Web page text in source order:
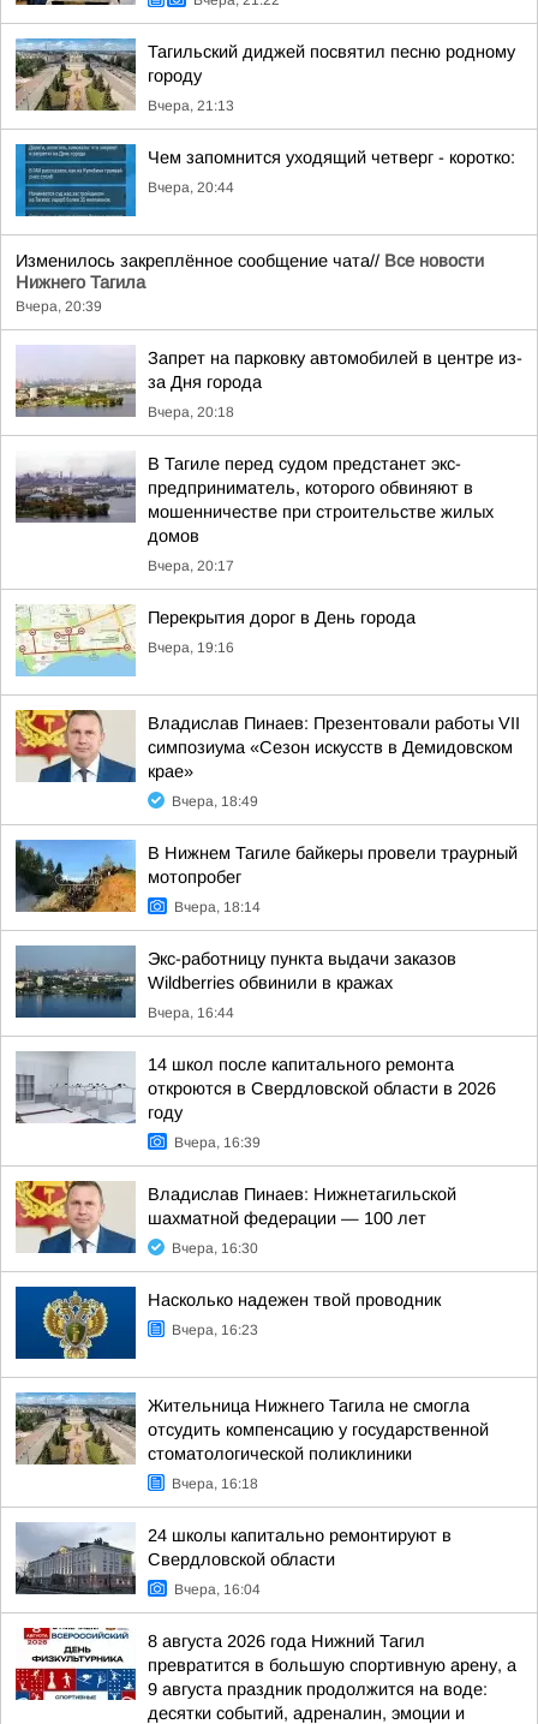
Тагильский диджей посвятил песню родному
городу
Вчера, 21:13
Чем запомнится уходящий четверг - коротко:
Вчера, 20:44
Изменилось закреплённое сообщение чата// Все новости
Нижнего Тагила
Вчера, 20:39
Запрет на парковку автомобилей в центре из-
за Дня города
Вчера, 20:18
В Тагиле перед судом предстанет экс-
предприниматель, которого обвиняют в
мошенничестве при строительстве жилых
домов
Вчера, 20:17
Перекрытия дорог в День города
Вчера, 19:16
Владислав Пинаев: Презентовали работы VII
симпозиума «Сезон искусств в Демидовском
крае»
Вчера, 18:49
В Нижнем Тагиле байкеры провели траурный
мотопробег
Вчера, 18:14
Экс-работницу пункта выдачи заказов
Wildberries обвинили в кражах
Вчера, 16:44
14 школ после капитального ремонта
откроются в Свердловской области в 2026
году
Вчера, 16:39
Владислав Пинаев: Нижнетагильской
шахматной федерации — 100 лет
Вчера, 16:30
Насколько надежен твой проводник
Вчера, 16:23
Жительница Нижнего Тагила не смогла
отсудить компенсацию у государственной
стоматологической поликлиники
Вчера, 16:18
24 школы капитально ремонтируют в
Свердловской области
Вчера, 16:04
8 августа 2026 года Нижний Тагил
превратится в большую спортивную арену, а
9 августа праздник продолжится на воде:
десятки событий, адреналин, эмоции и